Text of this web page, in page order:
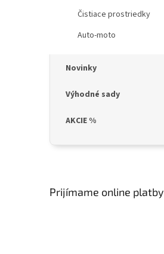
Čistiace prostriedky
Auto-moto
Novinky
Výhodné sady
AKCIE %
Prijímame online platby